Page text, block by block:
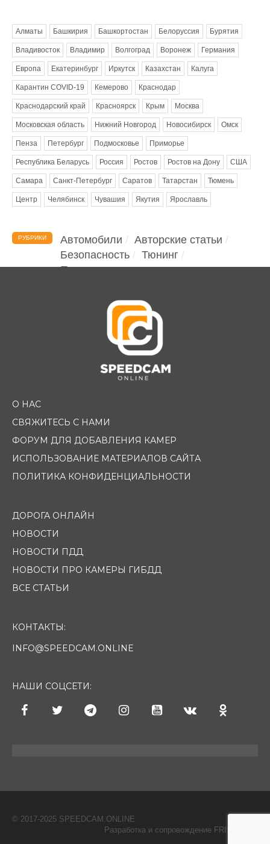
Алматы Башкирия Башкортостан Белоруссия Бурятия
Владивосток Владимир Волгоград Воронеж Германия
Европа Екатеринбург Иркутск Казахстан Калуга
Карантин COVID-19 Кемерово Краснодар
Краснодарский край Красноярск Крым Москва
Московская область Нижний Новгород Новосибирск Омск
Пенза Петербург Подмосковье Приморье
Республика Беларусь Россия Ростов Ростов на Дону США
Самара Санкт-Петербург Саратов Татарстан Тюмень
Центр Челябинск Чувашия Якутия Ярославль
РУБРИКИ Автомобили
Авторские статьи
Безопасность
Тюнинг
Помощь водителю
О НАС
СВЯЖИТЕСЬ С НАМИ
ФОРУМ ДЛЯ ДОБАВЛЕНИЯ КАМЕР
ИСПОЛЬЗОВАНИЕ МАТЕРИАЛОВ САЙТА
ПОЛИТИКА КОНФИДЕНЦИАЛЬНОСТИ
ДОРОГА ОНЛАЙН
НОВОСТИ
НОВОСТИ ПДД
НОВОСТИ ПРО КАМЕРЫ ГИБДД
ВСЕ СТАТЬИ
КОНТАКТЫ:
INFO@SPEEDCAM.ONLINE
НАШИ СОЦСЕТИ:
© 2017-2025 SPEEDCAM.ONLINE
Разработка и сопровождение FRISH & С